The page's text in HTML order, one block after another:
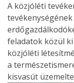
A közjóléti
feladatok közül
közjóléti
a
kisvasút